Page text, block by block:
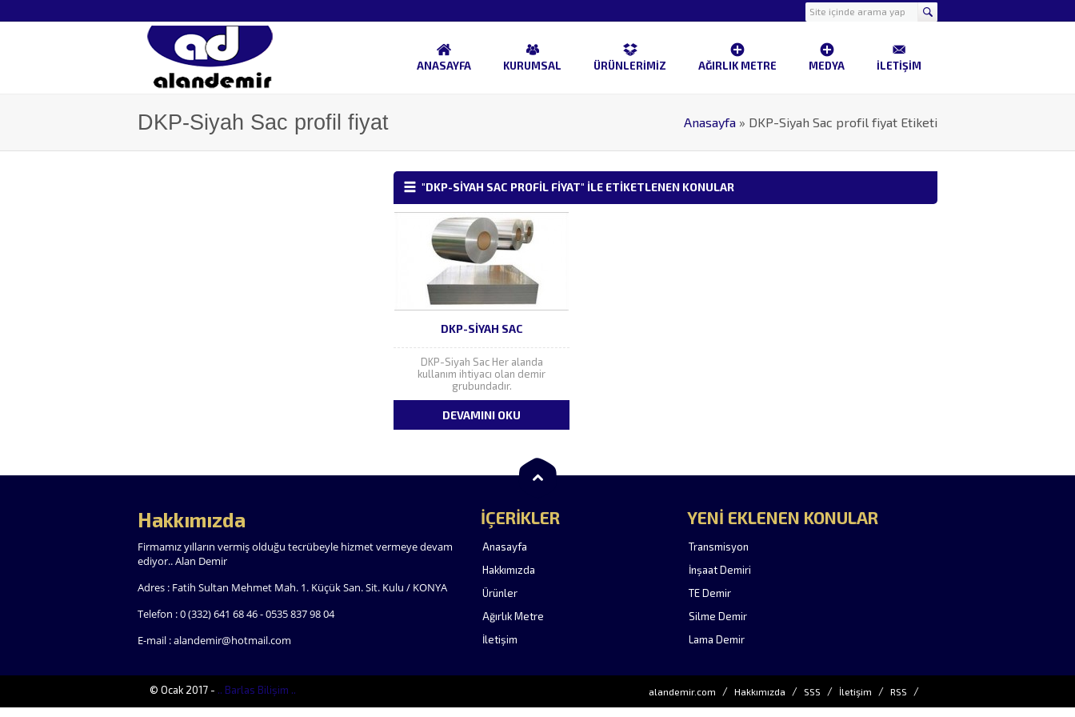
ANASAYFA KURUMSAL ÜRÜNLERİMİZ AĞIRLIK METRE MEDYA İLETİŞİM
DKP-Siyah Sac profil fiyat Anasayfa » DKP-Siyah Sac profil fiyat Etiketi
"DKP-SIYAH SAC PROFIL FIYAT" ILE ETIKETLENEN KONULAR
DKP-SIYAH SAC
DKP-Siyah Sac Her alanda
kullanım ihtiyacı olan demir
grubundadır.
DEVAMINI OKU
Hakkımızda
Firmamız yılların vermiş olduğu tecrübeyle hizmet vermeye devam
ediyor.. Alan Demir
Adres : Fatih Sultan Mehmet Mah. 1. Küçük San. Sit. Kulu / KONYA
Telefon : 0 (332) 641 68 46 - 0535 837 98 04
E-mail : alandemir@hotmail.com
İÇERİKLER
Anasayfa
Hakkımızda
Ürünler
Ağırlık Metre
İletişim
YENİ EKLENEN KONULAR
Transmisyon
İnşaat Demiri
TE Demir
Silme Demir
Lama Demir
© Ocak 2017 - .. Barlas Bilişim .. alandemir.com Hakkımızda SSS İletişim RSS